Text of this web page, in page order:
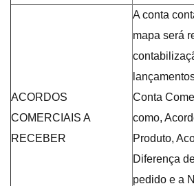
ACORDOS
COMERCIAIS A
RECEBER
A conta
mapa será
Conta
como,
Produto,
Diferença
pedido e a